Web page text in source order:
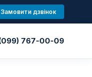
Замовити дзвінок
767-00-09